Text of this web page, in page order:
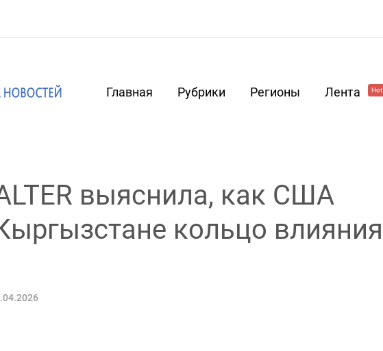
Главная Рубрики Регионы Лента Hot
выяснила, как США
кольцо влияния